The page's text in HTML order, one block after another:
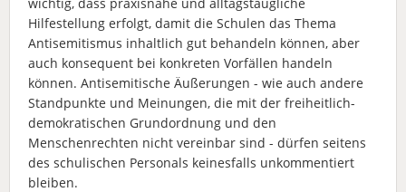
Hilfestellung erfolgt, damit die Schulen das Thema
Antisemitismus inhaltlich gut behandeln können, aber
auch konsequent bei konkreten Vorfällen handeln
können. Antisemitische Äußerungen - wie auch andere
Standpunkte und Meinungen, die mit der freiheitlich-
demokratischen Grundordnung und den
Menschenrechten nicht vereinbar sind - dürfen seitens
des schulischen Personals keinesfalls unkommentiert
bleiben.